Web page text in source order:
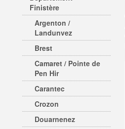
Finistère
Argenton /
Landunvez
Brest
Camaret / Pointe de
Pen Hir
Carantec
Crozon
Douarnenez